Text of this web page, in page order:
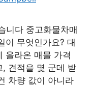
니다 중고화물차매
이 무엇인가요? 대
올라온 매물 가격
, 견적을 몇 군데 받
차량 값이 아니라